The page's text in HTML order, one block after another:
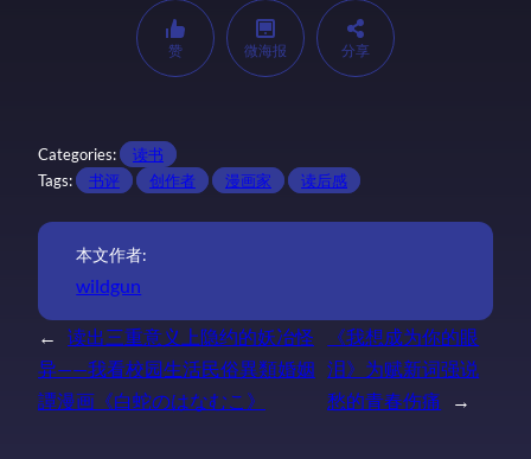
赞 微海报 分享
Categories:
读书
Tags:
书评 创作者 漫画家 读后感
本文作者:
wildgun
←
读出三重意义上隐约的妖冶怪
异——我看校园生活民俗異類婚姻
譚漫画《白蛇のはなむこ》
《我想成为你的眼
泪》为赋新词强说
愁的青春伤痛
→